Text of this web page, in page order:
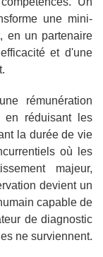
une mini-
en un partenaire
et d'une
rémunération
en réduisant les
la durée de vie
où les
majeur,
devient un
capable de
de diagnostic
ne surviennent.